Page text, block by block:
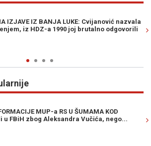
IZJAVE IZ BANJA LUKE: Cvijanović nazvala
iz HDZ-a 1990 joj brutalno odgovorili
MUP-a RS U ŠUMAMA KOD
u FBiH zbog Aleksandra Vučića, nego...